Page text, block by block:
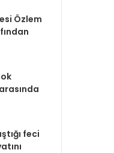
Özlem
feci